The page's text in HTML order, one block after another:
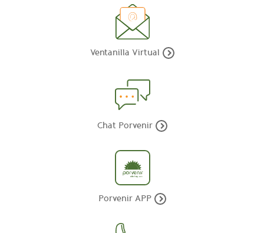
Ventanilla Virtual
Chat Porvenir
Porvenir APP